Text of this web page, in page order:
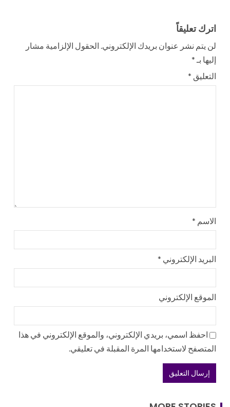
اترك تعليقاً
لن يتم نشر عنوان بريدك الإلكتروني. الحقول الإلزامية مشار
إليها بـ *
التعليق *
الاسم *
البريد الإلكتروني *
الموقع الإلكتروني
احفظ اسمي، بريدي الإلكتروني، والموقع الإلكتروني في هذا
المتصفح لاستخدامها المرة المقبلة في تعليقي.